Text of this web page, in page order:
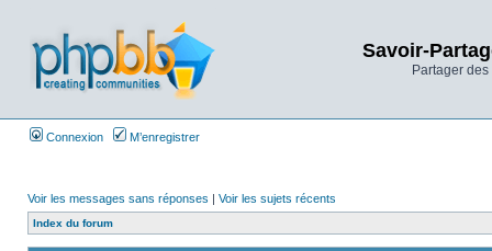
Savoir-
Partager
Connexion M’enregistrer
Voir les messages sans réponses | Voir les sujets récents
Index du forum